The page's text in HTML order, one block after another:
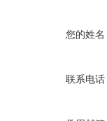
您的姓名
联系电话